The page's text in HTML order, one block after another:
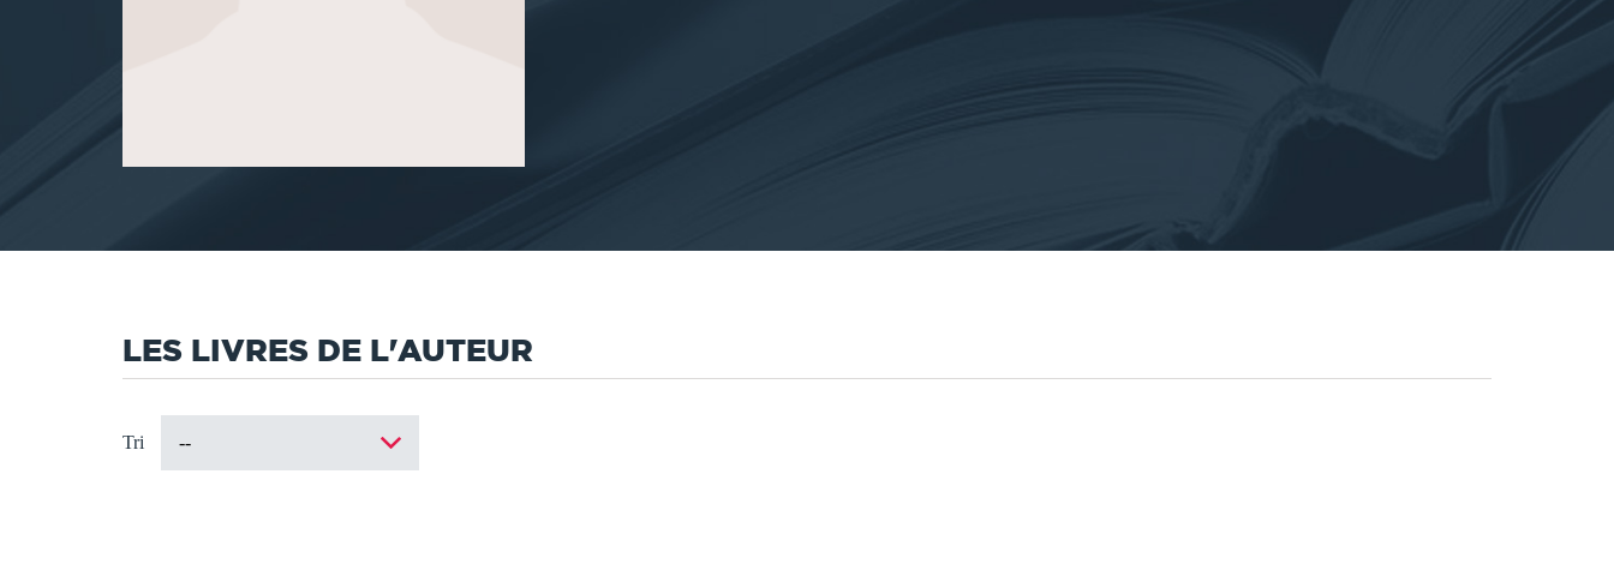
LES LIVRES DE L'AUTEUR
Tri